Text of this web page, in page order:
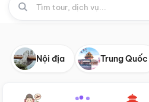
Nội địa Trung Quốc